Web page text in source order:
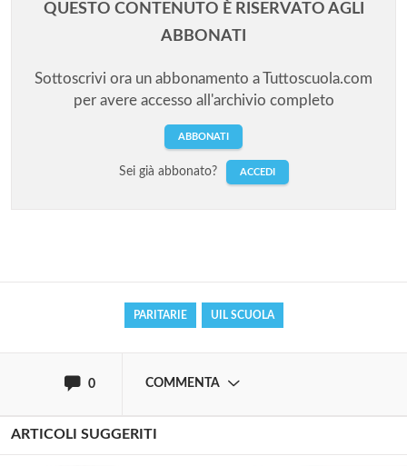
QUESTO CONTENUTO È RISERVATO AGLI
ABBONATI
Sottoscrivi ora un abbonamento a Tuttoscuola.com
per avere accesso all'archivio completo
ABBONATI
Sei già abbonato? ACCEDI
PARITARIE UIL SCUOLA
0 COMMENTA
Solo gli utenti registrati possono
ARTICOLI SUGGERITI